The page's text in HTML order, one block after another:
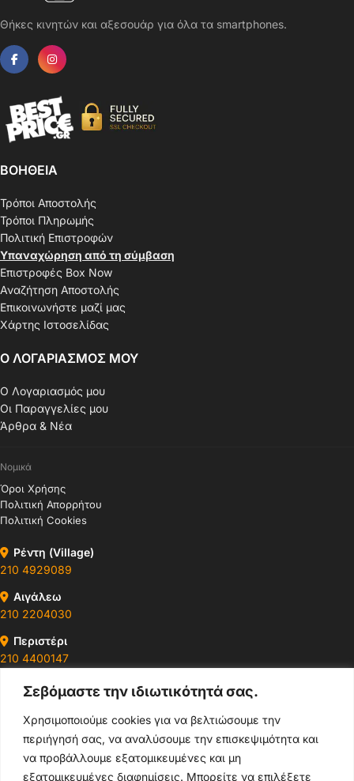
Σεβόμαστε την ιδιωτικότητά σας.
Χρησιμοποιούμε cookies για να βελτιώσουμε την
περιήγησή σας, να αναλύσουμε την επισκεψιμότητα και
να προβάλλουμε εξατομικευμένες και μη
εξατομικευμένες διαφημίσεις. Μπορείτε να επιλέξετε
Θήκες κινητών και αξεσουάρ για όλα τα smartphones.
ΒΟΗΘΕΙΑ
Τρόποι Αποστολής
Τρόποι Πληρωμής
Πολιτική Επιστροφών
Υπαναχώρηση από τη σύμβαση
Επιστροφές Box Now
Αναζήτηση Αποστολής
Επικοινωνήστε μαζί μας
Χάρτης Ιστοσελίδας
Ο ΛΟΓΑΡΙΑΣΜΟΣ ΜΟΥ
Ο Λογαριασμός μου
Οι Παραγγελίες μου
Άρθρα & Νέα
Νομικά
Όροι Χρήσης
Πολιτική Απορρήτου
Πολιτική Cookies
Ρέντη (Village)
210 4929089
Αιγάλεω
210 2204030
Περιστέρι
210 4400147
Ωράρια & Διευθύνσεις →
210 4929089
Κεντρικό τηλέφωνο